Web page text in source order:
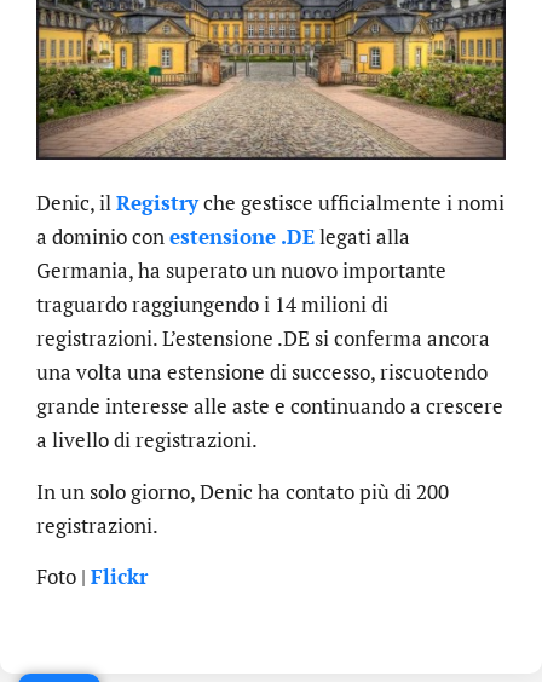
Denic, ilRegistryche gestisce ufficialmente i nomi
a dominio conestensione .DElegati alla
Germania, ha superato un nuovo importante
traguardo raggiungendo i 14 milioni di
registrazioni. L’estensione .DE si conferma ancora
una volta una estensione di successo, riscuotendo
grande interesse alle aste e continuando a crescere
a livello di registrazioni.
In un solo giorno, Denic ha contato più di 200
registrazioni.
Foto | Flickr
.online